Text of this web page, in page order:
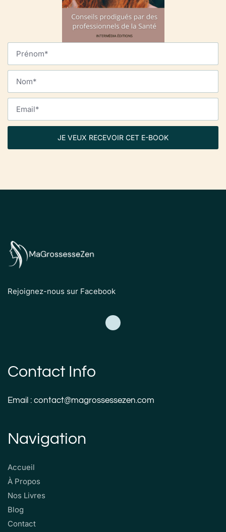
JE VEUX RECEVOIR CET E-BOOK
Rejoignez-nous sur Facebook
Contact Info
Email : contact@magrossessezen.com
Navigation
Accueil
À Propos
Nos Livres
Blog
Contact